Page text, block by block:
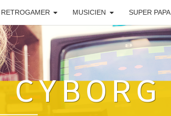
RETROGAMER MUSICIEN SUPER PAPA